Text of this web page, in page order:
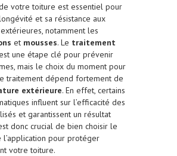
de votre toiture est essentiel pour
et sa résistance aux
notamment les
et mousses. Le traitement
une étape clé pour prévenir
mais le choix du moment pour
traitement dépend fortement de
extérieure. En effet, certains
influent sur l’efficacité des
et garantissent un résultat
donc crucial de bien choisir le
l’application pour protéger
votre toiture.